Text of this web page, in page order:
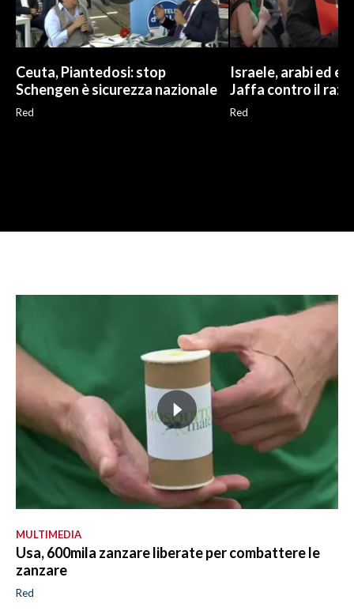
Ceuta, Piantedosi: stop
Schengen è sicurezza nazionale
Red
Israele, arabi ed
Jaffa contro il
Red
MULTIMEDIA
Usa, 600mila zanzare liberate per combattere le
zanzare
Red